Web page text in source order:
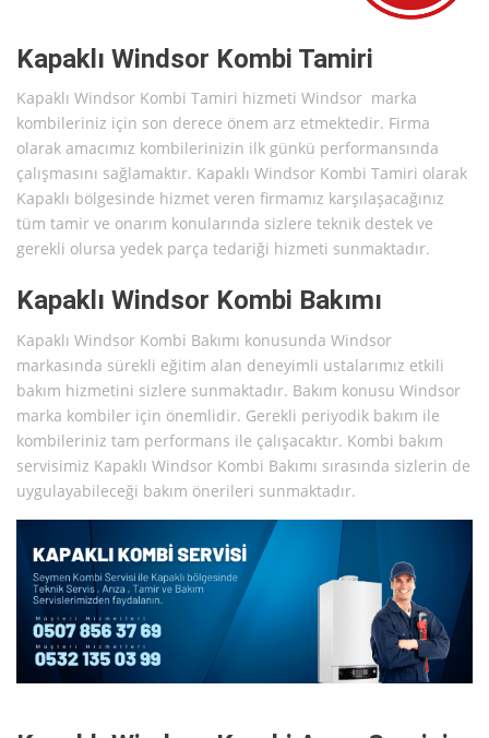
Kapaklı Windsor Kombi Tamiri
Kapaklı Windsor Kombi Tamiri hizmeti Windsor marka
kombileriniz için son derece önem arz etmektedir. Firma
olarak amacımız kombilerinizin ilk günkü performansında
çalışmasını sağlamaktır. Kapaklı Windsor Kombi Tamiri olarak
Kapaklı bölgesinde hizmet veren firmamız karşılaşacağınız
tüm tamir ve onarım konularında sizlere teknik destek ve
gerekli olursa yedek parça tedariği hizmeti sunmaktadır.
Kapaklı Windsor Kombi Bakımı
Kapaklı Windsor Kombi Bakımı konusunda Windsor
markasında sürekli eğitim alan deneyimli ustalarımız etkili
bakım hizmetini sizlere sunmaktadır. Bakım konusu Windsor
marka kombiler için önemlidir. Gerekli periyodik bakım ile
kombileriniz tam performans ile çalışacaktır. Kombi bakım
servisimiz Kapaklı Windsor Kombi Bakımı sırasında sizlerin de
uygulayabileceği bakım önerileri sunmaktadır.